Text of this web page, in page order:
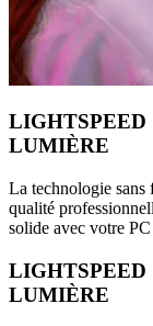
LIGHTSPEED
LUMIÈRE
La technologie
qualité
solide avec votre
LIGHTSPEED
LUMIÈRE